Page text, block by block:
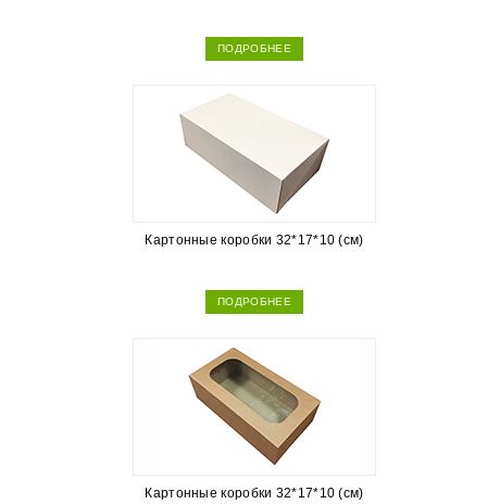
ПОДРОБНЕЕ
Картонные коробки 32*17*10 (см)
ПОДРОБНЕЕ
Картонные коробки 32*17*10 (см)